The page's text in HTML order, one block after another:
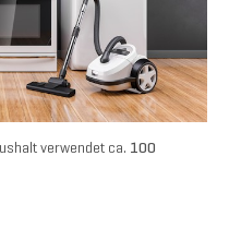
verwendet ca. 100